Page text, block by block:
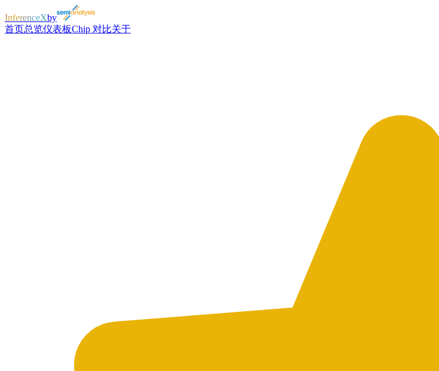
InferenceXby
首页总览仪表板Chip 对比关于